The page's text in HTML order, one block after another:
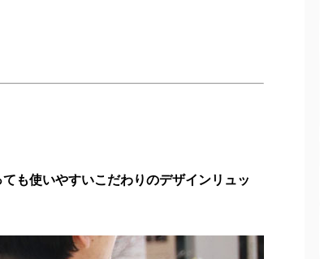
も使いやすいこだわりのデザインリュッ